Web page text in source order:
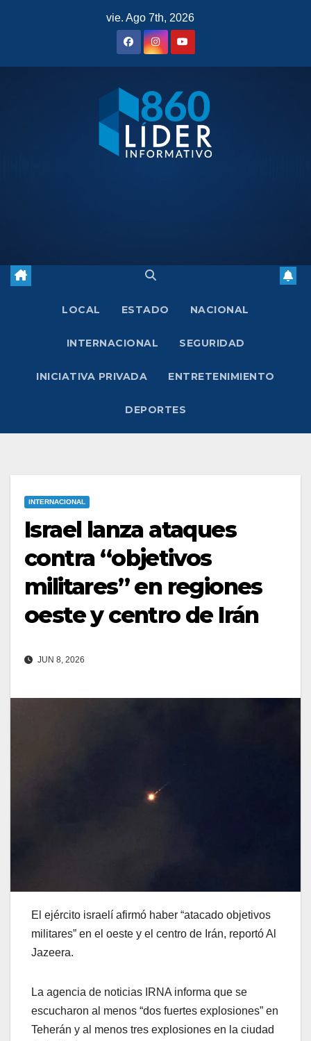
vie. Ago 7th, 2026
LOCAL ESTADO NACIONAL
INTERNACIONAL SEGURIDAD
INICIATIVA PRIVADA ENTRETENIMIENTO
DEPORTES
INTERNACIONAL
Israel lanza ataques
contra “objetivos
militares” en regiones
oeste y centro de Irán
JUN 8, 2026
El ejército israelí afirmó haber “atacado objetivos
militares” en el oeste y el centro de Irán, reportó Al
Jazeera.
La agencia de noticias IRNA informa que se
escucharon al menos “dos fuertes explosiones” en
Teherán y al menos tres explosiones en la ciudad